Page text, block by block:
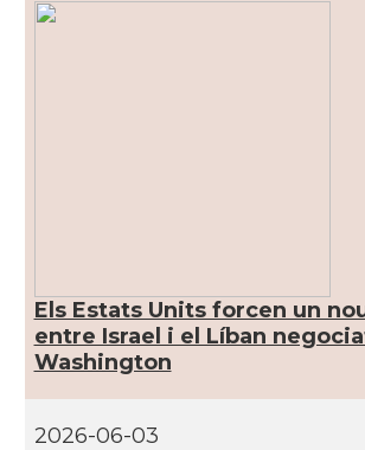
Els Estats Units forcen un
entre Israel i el Líban
Washington
2026-06-03